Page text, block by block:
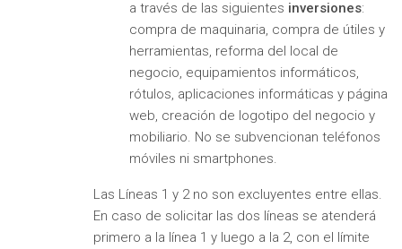
a través de las siguientes inversiones:
compra de maquinaria, compra de útiles y
herramientas, reforma del local de
negocio, equipamientos informáticos,
rótulos, aplicaciones informáticas y página
web, creación de logotipo del negocio y
mobiliario. No se subvencionan teléfonos
móviles ni smartphones.
Las Líneas 1 y 2 no son excluyentes entre ellas.
En caso de solicitar las dos líneas se atenderá
primero a la línea 1 y luego a la 2, con el límite